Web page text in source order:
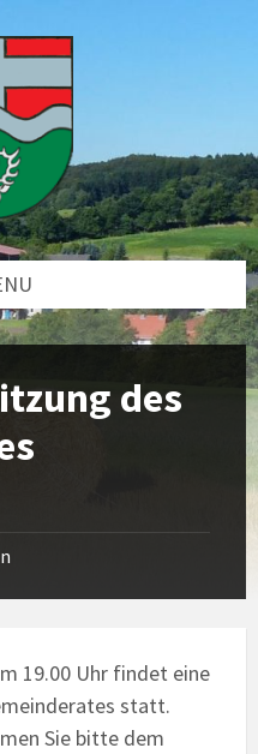
des
19.00 Uhr findet eine
statt.
Sie bitte dem